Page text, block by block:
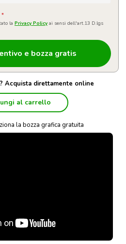
*
la Privacy Policy ai sensi dell'art.13 D.lgs
Acquista direttamente online
al carrello
la bozza grafica gratuita